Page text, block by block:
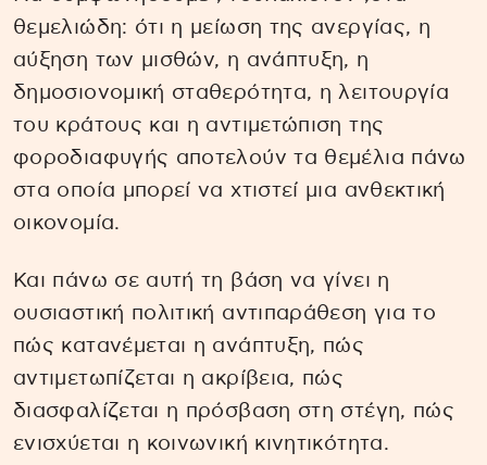
θεμελιώδη: ότι η μείωση της ανεργίας, η
αύξηση των μισθών, η ανάπτυξη, η
δημοσιονομική σταθερότητα, η λειτουργία
του κράτους και η αντιμετώπιση της
φοροδιαφυγής αποτελούν τα θεμέλια πάνω
στα οποία μπορεί να χτιστεί μια ανθεκτική
οικονομία.
Και πάνω σε αυτή τη βάση να γίνει η
ουσιαστική πολιτική αντιπαράθεση για το
πώς κατανέμεται η ανάπτυξη, πώς
αντιμετωπίζεται η ακρίβεια, πώς
διασφαλίζεται η πρόσβαση στη στέγη, πώς
ενισχύεται η κοινωνική κινητικότητα.